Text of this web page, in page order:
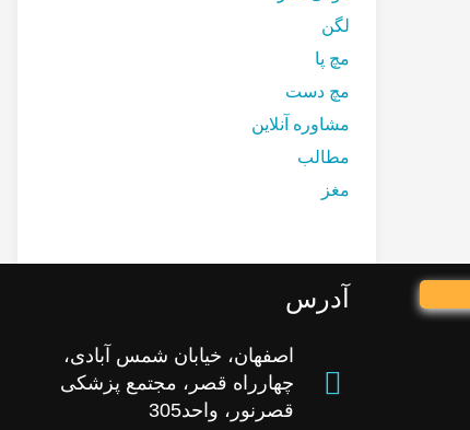
لگن
مچ پا
مچ دست
مشاوره آنلاین
مطالب
مغز
آدرس
اصفهان، خیابان شمس آبادی،
چهارراه قصر، مجتمع پزشکی
قصرنور، واحد305